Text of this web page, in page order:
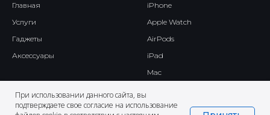
При использовании данного сайта, вы
подтверждаете свое согласие на использование
Главная
Услуги
Гаджеты
Аксессуары
iPhone
Apple Watch
AirPods
iPad
Mac